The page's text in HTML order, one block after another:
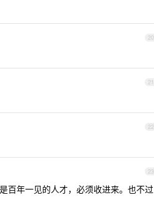
20
21
22
23
百年一见的人才，必须收进来。也不过